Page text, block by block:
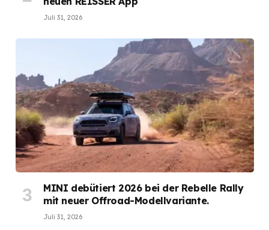
Juli 31, 2026
MINI debütiert 2026 bei der Rebelle Rally
mit neuer Offroad-Modellvariante.
Juli 31, 2026